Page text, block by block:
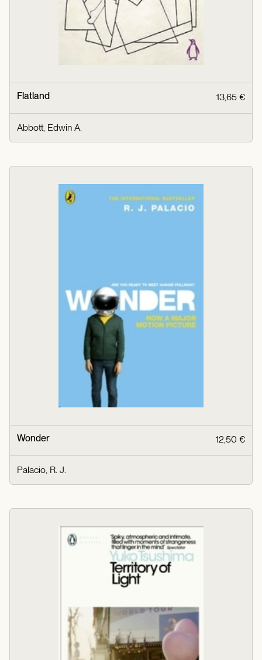
Flatland 13,65 €
Abbott, Edwin A.
Wonder 12,50 €
Palacio, R. J.